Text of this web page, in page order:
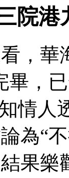
院港
，華
畢，
情
為“
果樂